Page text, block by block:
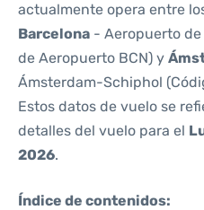
actualmente opera entre
Barcelona - Aeropuerto
de Aeropuerto BCN) y
Ámsterdam-Schiphol
Estos datos de vuelo se
detalles del vuelo para el
2026.
Índice de contenidos: